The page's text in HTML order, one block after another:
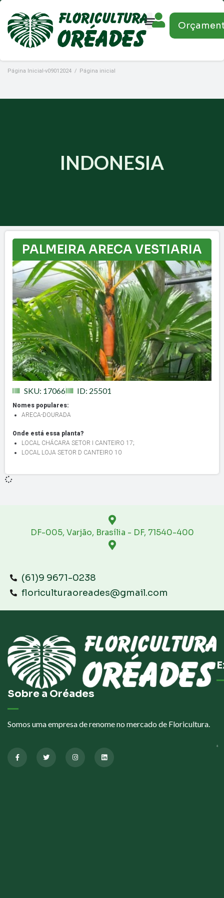
Página Inicial-v09012024 / Página inicial
INDONESIA
PALMEIRA ARECA VESTIARIA
SKU: 17066 ID: 25501
Nomes populares:
ARECA-DOURADA
Onde está essa planta?
LOCAL CHÁCARA SETOR I CANTEIRO 17;
LOCAL LOJA SETOR D CANTEIRO 10
DF-005, Varjão, Brasília - DF, 71540-400
(61)9 9671-0238
floriculturaoreades@gmail.com
Sobre a Oréades
Somos uma empresa de renome no mercado de Floricultura.